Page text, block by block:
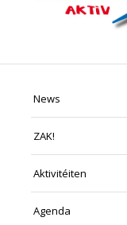
News
ZAK!
Aktivitéiten
Agenda